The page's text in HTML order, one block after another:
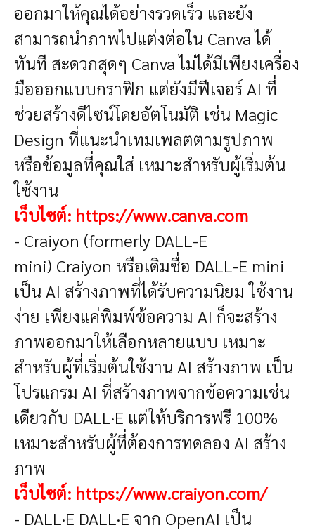
ออกมาให้คุณได้อย่างรวดเร็ว และยัง
สามารถนำภาพไปแต่งต่อใน Canva ได้
ทันที สะดวกสุดๆ Canva ไม่ได้มีเพียงเครื่อง
มือออกแบบกราฟิก แต่ยังมีฟีเจอร์ AI ที่
ช่วยสร้างดีไซน์โดยอัตโนมัติ เช่น Magic
Design ที่แนะนำเทมเพลตตามรูปภาพ
หรือข้อมูลที่คุณใส่ เหมาะสำหรับผู้เริ่มต้น
ใช้งาน
เว็บไซต์: https://www.canva.com
- Craiyon (formerly DALL-E
mini) Craiyon หรือเดิมชื่อ DALL-E mini
เป็น AI สร้างภาพที่ได้รับความนิยม ใช้งาน
ง่าย เพียงแค่พิมพ์ข้อความ AI ก็จะสร้าง
ภาพออกมาให้เลือกหลายแบบ เหมาะ
สำหรับผู้ที่เริ่มต้นใช้งาน AI สร้างภาพ เป็น
โปรแกรม AI ที่สร้างภาพจากข้อความเช่น
เดียวกับ DALL·E แต่ให้บริการฟรี 100%
เหมาะสำหรับผู้ที่ต้องการทดลอง AI สร้าง
ภาพ
เว็บไซต์: https://www.craiyon.com/
- DALL·E DALL·E จาก OpenAI เป็น